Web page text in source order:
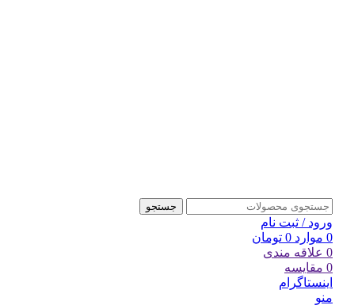
جستجو
ورود / ثبت نام
0 موارد 0 تومان
0 علاقه مندی
0 مقایسه
اینستاگرام
منو